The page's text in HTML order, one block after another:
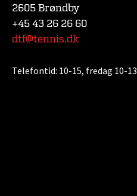
2605 Brøndby
+45 43 26 26 60
dtf@tennis.dk
Telefontid: 10-15, fredag 10-13